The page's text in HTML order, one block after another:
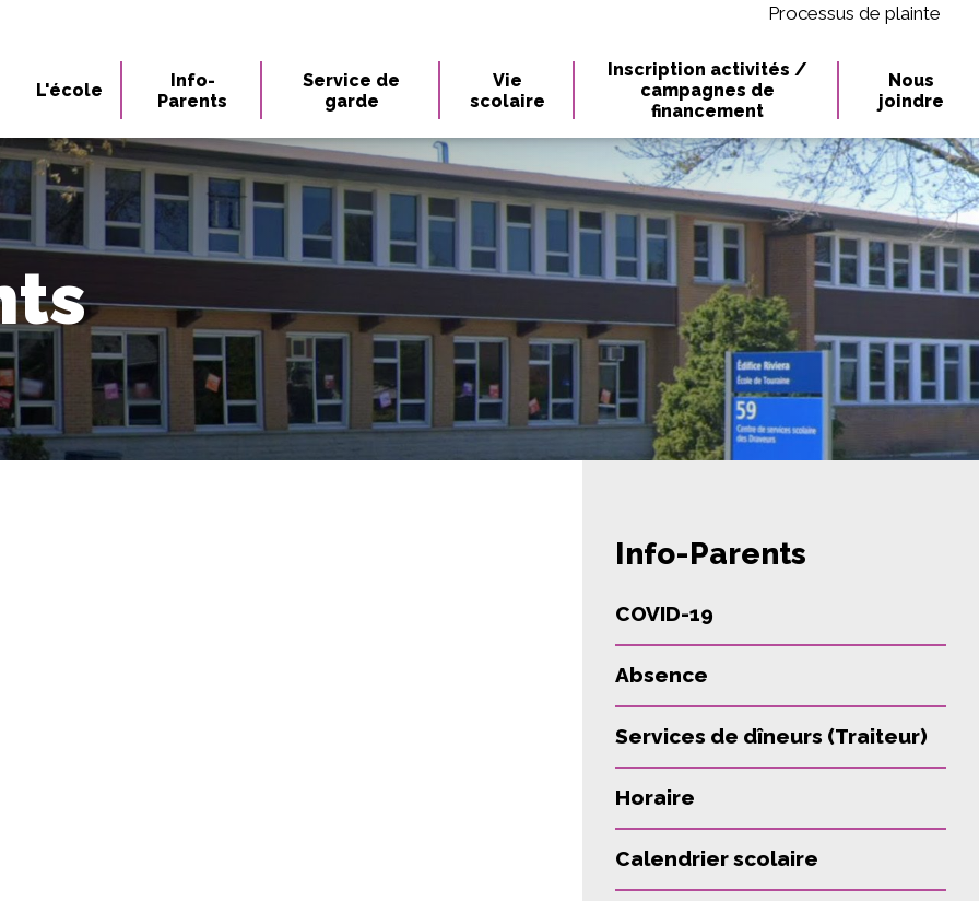
Processus de plainte
L'école
Info-
Parents
Service de
garde
Vie
scolaire
Inscription activités /
campagnes de
financement
Nous
joindre
Info-Parents
COVID-19
Absence
Services de dîneurs (Traiteur)
Horaire
Calendrier scolaire